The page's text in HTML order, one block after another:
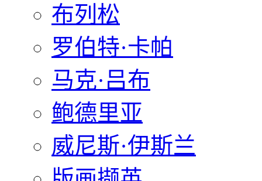
布列松
罗伯特·卡帕
马克·吕布
鲍德里亚
威尼斯·伊斯兰